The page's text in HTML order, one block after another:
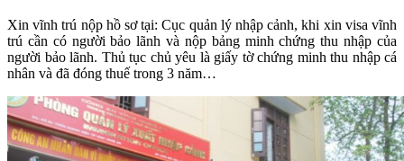
Xin vĩnh trú nộp hồ sơ tại: Cục quản lý nhập cảnh, khi xin visa vĩnh
trú cần có người bảo lãnh và nộp bảng minh chứng thu nhập của
người bảo lãnh. Thủ tục chủ yêu là giấy tờ chứng minh thu nhập cá
nhân và đã đóng thuế trong 3 năm…